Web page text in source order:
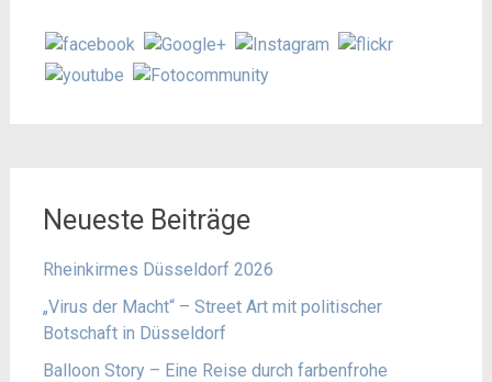
Neueste Beiträge
Rheinkirmes Düsseldorf 2026
„Virus der Macht“ – Street Art mit politischer
Botschaft in Düsseldorf
Balloon Story – Eine Reise durch farbenfrohe